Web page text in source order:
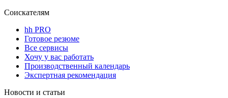
Соискателям
hh PRO
Готовое резюме
Все сервисы
Хочу у вас работать
Производственный календарь
Экспертная рекомендация
Новости и статьи